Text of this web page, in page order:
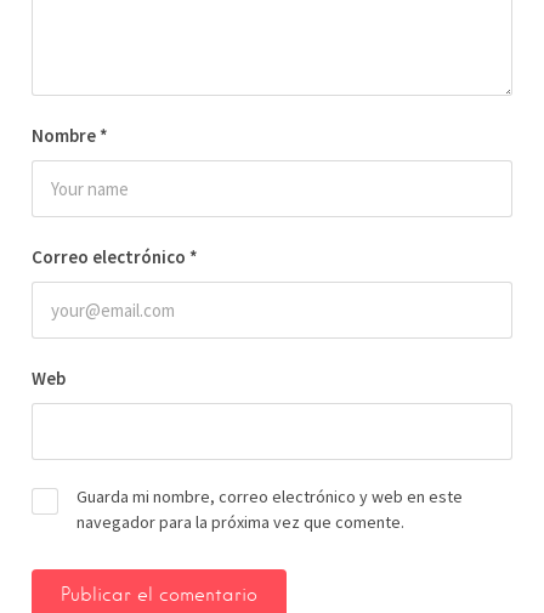
Nombre *
Correo electrónico *
Web
Guarda mi nombre, correo electrónico y web en este
navegador para la próxima vez que comente.